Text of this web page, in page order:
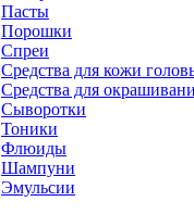
Пасты
Порошки
Спреи
Средства для кожи
Средства для
Сыворотки
Тоники
Флюиды
Шампуни
Эмульсии